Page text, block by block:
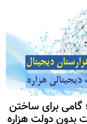
گامی برای ساختن
بدون دولت هزاره